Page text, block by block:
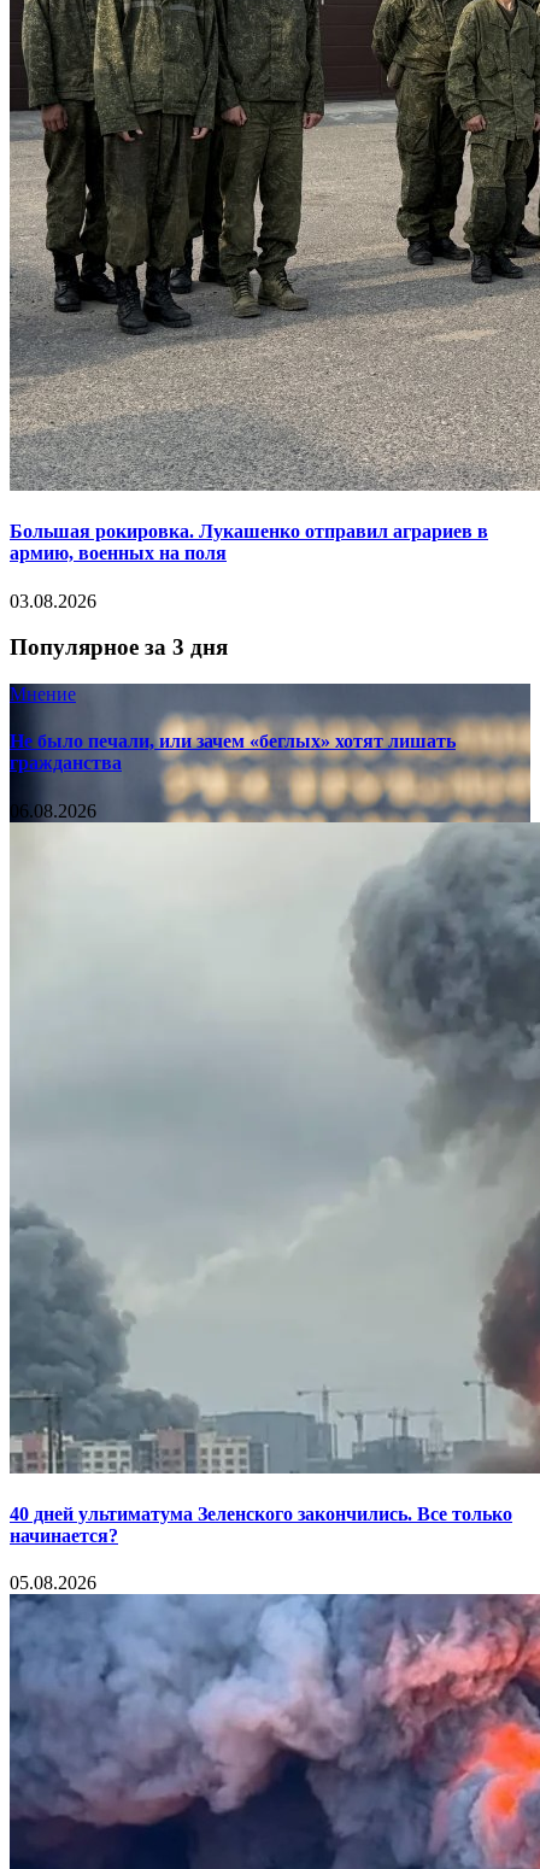
Большая рокировка. Лукашенко отправил аграриев в
армию, военных на поля
03.08.2026
Популярное за 3 дня
Мнение
Не было печали, или зачем «беглых» хотят лишать
гражданства
06.08.2026
40 дней ультиматума Зеленского закончились. Все только
начинается?
05.08.2026